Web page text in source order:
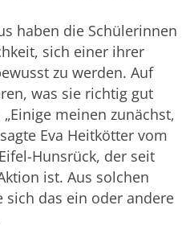
haben die Schülerinnen
sich einer ihrer
zu werden. Auf
was sie richtig gut
meinen zunächst,
Eva Heitkötter vom
Hunsrück, der seit
ist. Aus solchen
sich das ein oder andere